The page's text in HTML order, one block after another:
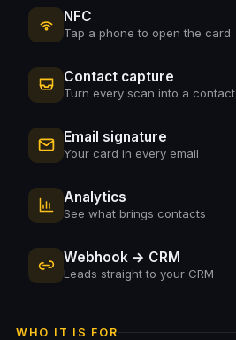
NFC
Tap a phone to open the card
Contact capture
Turn every scan into a contact
Email signature
Your card in every email
Analytics
See what brings contacts
Webhook → CRM
Leads straight to your CRM
WHO IT IS FOR